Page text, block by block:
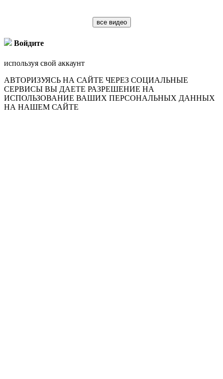
все видео
Войдите
используя свой аккаунт
АВТОРИЗУЯСЬ НА САЙТЕ ЧЕРЕЗ СОЦИАЛЬНЫЕ
СЕРВИСЫ ВЫ ДАЕТЕ РАЗРЕШЕНИЕ НА
ИСПОЛЬЗОВАНИЕ ВАШИХ ПЕРСОНАЛЬНЫХ ДАННЫХ
НА НАШЕМ САЙТЕ